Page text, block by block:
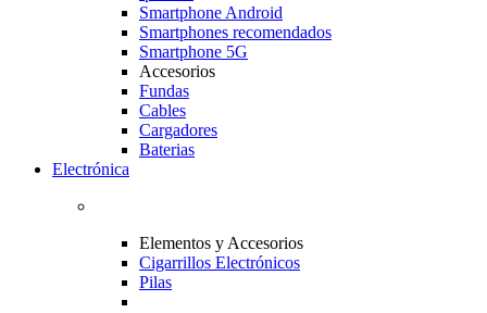
Smartphone Android
Smartphones recomendados
Smartphone 5G
Accesorios
Fundas
Cables
Cargadores
Baterias
Electrónica
Elementos y Accesorios
Cigarrillos Electrónicos
Pilas